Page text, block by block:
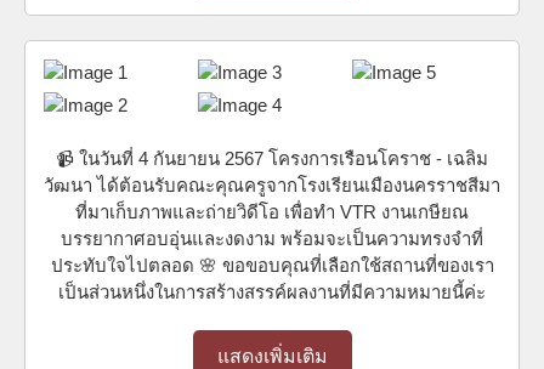
📹 ในวันที่ 4 กันยายน 2567 โครงการเรือนโคราช - เฉลิม
วัฒนา ได้ต้อนรับคณะคุณครูจากโรงเรียนเมืองนครราชสีมา
ที่มาเก็บภาพและถ่ายวิดีโอ เพื่อทำ VTR งานเกษียณ
บรรยากาศอบอุ่นและงดงาม พร้อมจะเป็นความทรงจำที่
ประทับใจไปตลอด 🌸 ขอขอบคุณที่เลือกใช้สถานที่ของเรา
เป็นส่วนหนึ่งในการสร้างสรรค์ผลงานที่มีความหมายนี้ค่ะ
แสดงเพิ่มเติม